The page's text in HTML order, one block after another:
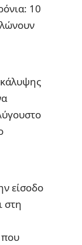
10
είσοδο
στη
που